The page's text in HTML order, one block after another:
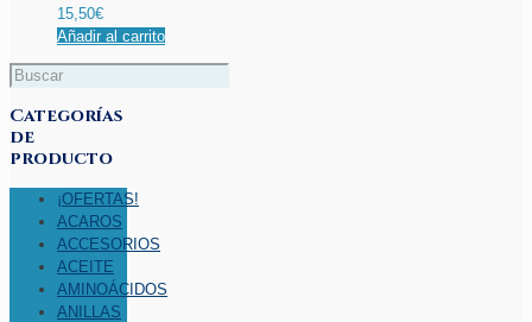
15,50€
Añadir al carrito
Categorías
de
producto
¡OFERTAS!
ACAROS
ACCESORIOS
ACEITE
AMINOÁCIDOS
ANILLAS